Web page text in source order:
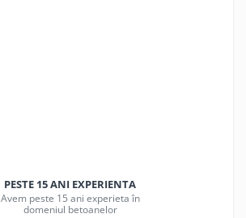
PESTE 15 ANI EXPERIENTA
Avem peste 15 ani experieta în
domeniul betoanelor